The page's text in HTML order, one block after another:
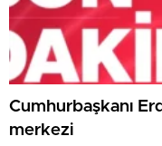
Cumhurbaşkanı
merkezi